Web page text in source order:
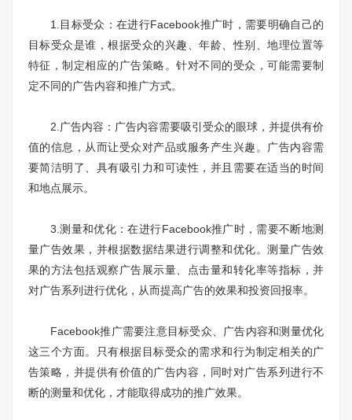
1.目标受众：在进行Facebook推广时，需要明确自己的
目标受众是谁，根据受众的兴趣、年龄、性别、地理位置等
特征，制定相应的广告策略。针对不同的受众，可能需要制
定不同的广告内容和推广方式。
2.广告内容：广告内容需要吸引受众的眼球，并提供有价
值的信息，从而让受众对产品或服务产生兴趣。广告内容需
要简洁明了、具有吸引力和可读性，并且需要在适当的时间
和地点展示。
3.测量和优化：在进行Facebook推广时，需要不断地测
量广告效果，并根据数据结果进行调整和优化。测量广告效
果的方法包括观察广告展示量、点击量和转化率等指标，并
对广告系列进行优化，从而提高广告的效果和投资回报率。
Facebook推广需要注意目标受众、广告内容和测量优化
这三个方面。只有根据目标受众的需求和行为制定相关的广
告策略，并提供有价值的广告内容，同时对广告系列进行不
断的测量和优化，才能取得成功的推广效果。